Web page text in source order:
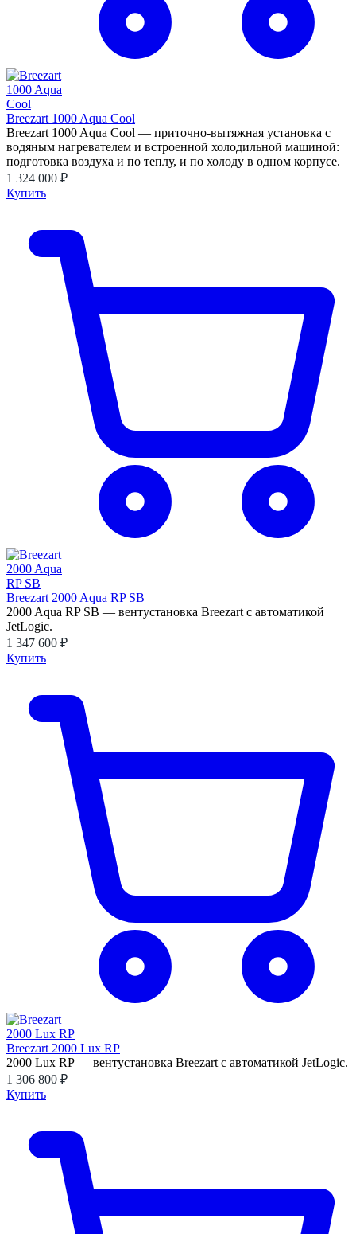
Breezart 1000 Aqua Cool
Breezart 1000 Aqua Cool — приточно-вытяжная установка с
водяным нагревателем и встроенной холодильной машиной:
подготовка воздуха и по теплу, и по холоду в одном корпусе.
1 324 000 ₽
Купить
Breezart 2000 Aqua RP SB
2000 Aqua RP SB — вентустановка Breezart с автоматикой
JetLogic.
1 347 600 ₽
Купить
Breezart 2000 Lux RP
2000 Lux RP — вентустановка Breezart с автоматикой JetLogic.
1 306 800 ₽
Купить